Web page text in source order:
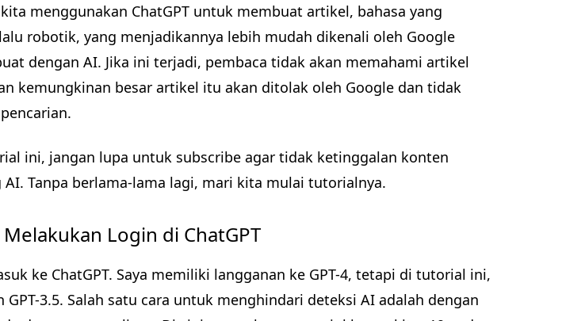
menggunakan ChatGPT untuk membuat artikel, bahasa yang
robotik, yang menjadikannya lebih mudah dikenali oleh Google
dengan AI. Jika ini terjadi, pembaca tidak akan memahami artikel
kemungkinan besar artikel itu akan ditolak oleh Google dan tidak
ini, jangan lupa untuk subscribe agar tidak ketinggalan konten
Tanpa berlama-lama lagi, mari kita mulai tutorialnya.
Login di ChatGPT
ke ChatGPT. Saya memiliki langganan ke GPT-4, tetapi di tutorial ini,
GPT-3.5. Salah satu cara untuk menghindari deteksi AI adalah dengan